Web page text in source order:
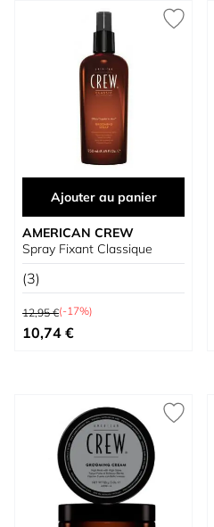
Ajouter au panier
AMERICAN CREW
Spray Fixant Classique
(3)
Prix normal
12,95 €(-17%)
Prix spécial
10,74 €